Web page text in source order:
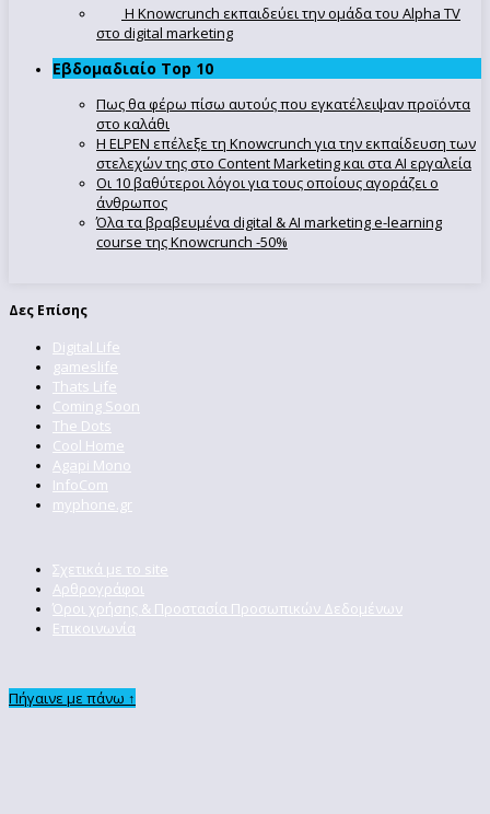
Η Knowcrunch εκπαιδεύει την ομάδα του Alpha TV
στο digital marketing
Εβδομαδιαίο Top 10
Πως θα φέρω πίσω αυτούς που εγκατέλειψαν προϊόντα
στο καλάθι
Η ELPEN επέλεξε τη Knowcrunch για την εκπαίδευση των
στελεχών της στο Content Marketing και στα AI εργαλεία
Οι 10 βαθύτεροι λόγοι για τους οποίους αγοράζει ο
άνθρωπος
Όλα τα βραβευμένα digital & AI marketing e-learning
course της Knowcrunch -50%
Δες Επίσης
Digital Life
gameslife
Thats Life
Coming Soon
The Dots
Cool Home
Agapi Mono
InfoCom
myphone.gr
Σχετικά με το site
Αρθρογράφοι
Όροι χρήσης & Προστασία Προσωπικών Δεδομένων
Επικοινωνία
Πήγαινε με πάνω ↑